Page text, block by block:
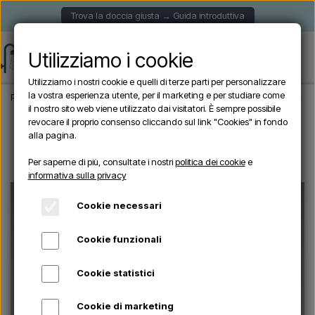
Trova la doccia giusta → Guida introduttiva
Pagina iniziale Doccia da giardino Docce autoportanti ZEE - Doccia
Utilizziamo i cookie
Utilizziamo i nostri cookie e quelli di terze parti per personalizzare
la vostra esperienza utente, per il marketing e per studiare come
il nostro sito web viene utilizzato dai visitatori. È sempre possibile
revocare il proprio consenso cliccando sul link "Cookies" in fondo
alla pagina.
Per saperne di più, consultate i nostripolitica dei cookiee
informativa sulla privacy
Cookie necessari
Cookie funzionali
Cookie statistici
Cookie di marketing